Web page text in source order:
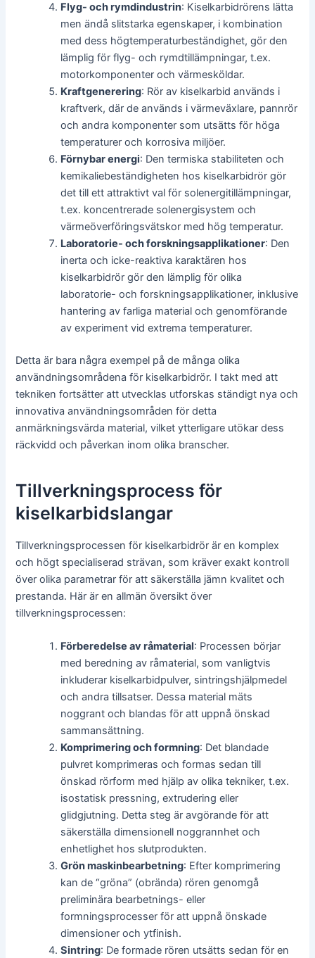
Flyg- och rymdindustrin: Kiselkarbidrörens lätta
men ändå slitstarka egenskaper, i kombination
med dess högtemperaturbeständighet, gör den
lämplig för flyg- och rymdtillämpningar, t.ex.
motorkomponenter och värmesköldar.
Kraftgenerering: Rör av kiselkarbid används i
kraftverk, där de används i värmeväxlare, pannrör
och andra komponenter som utsätts för höga
temperaturer och korrosiva miljöer.
Förnybar energi: Den termiska stabiliteten och
kemikaliebeständigheten hos kiselkarbidrör gör
det till ett attraktivt val för solenergitillämpningar,
t.ex. koncentrerade solenergisystem och
värmeöverföringsvätskor med hög temperatur.
Laboratorie- och forskningsapplikationer: Den
inerta och icke-reaktiva karaktären hos
kiselkarbidrör gör den lämplig för olika
laboratorie- och forskningsapplikationer, inklusive
hantering av farliga material och genomförande
av experiment vid extrema temperaturer.
Detta är bara några exempel på de många olika
användningsområdena för kiselkarbidrör. I takt med att
tekniken fortsätter att utvecklas utforskas ständigt nya och
innovativa användningsområden för detta
anmärkningsvärda material, vilket ytterligare utökar dess
räckvidd och påverkan inom olika branscher.
Tillverkningsprocess för
kiselkarbidslangar
Tillverkningsprocessen för kiselkarbidrör är en komplex
och högt specialiserad strävan, som kräver exakt kontroll
över olika parametrar för att säkerställa jämn kvalitet och
prestanda. Här är en allmän översikt över
tillverkningsprocessen:
Förberedelse av råmaterial: Processen börjar
med beredning av råmaterial, som vanligtvis
inkluderar kiselkarbidpulver, sintringshjälpmedel
och andra tillsatser. Dessa material mäts
noggrant och blandas för att uppnå önskad
sammansättning.
Komprimering och formning: Det blandade
pulvret komprimeras och formas sedan till
önskad rörform med hjälp av olika tekniker, t.ex.
isostatisk pressning, extrudering eller
glidgjutning. Detta steg är avgörande för att
säkerställa dimensionell noggrannhet och
enhetlighet hos slutprodukten.
Grön maskinbearbetning: Efter komprimering
kan de “gröna” (obrända) rören genomgå
preliminära bearbetnings- eller
formningsprocesser för att uppnå önskade
dimensioner och ytfinish.
Sintring: De formade rören utsätts sedan för en